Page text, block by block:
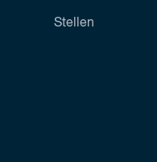
Stellen